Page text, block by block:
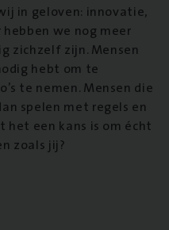
in geloven: innovatie,
we nog meer
zichzelf zijn. Mensen
hebt om te
te nemen. Mensen die
spelen met regels en
het een kans is om écht
zoals jij?